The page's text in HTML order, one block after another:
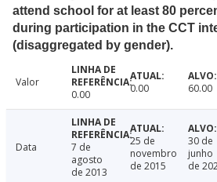
attend school for at least 80
during participation in the CCT
(disaggregated by gender).
Valor
0.00
0.00 60.00
Data
7 de
agosto
de 2013
25 de
novembro
de 2015
30 de
junho
de